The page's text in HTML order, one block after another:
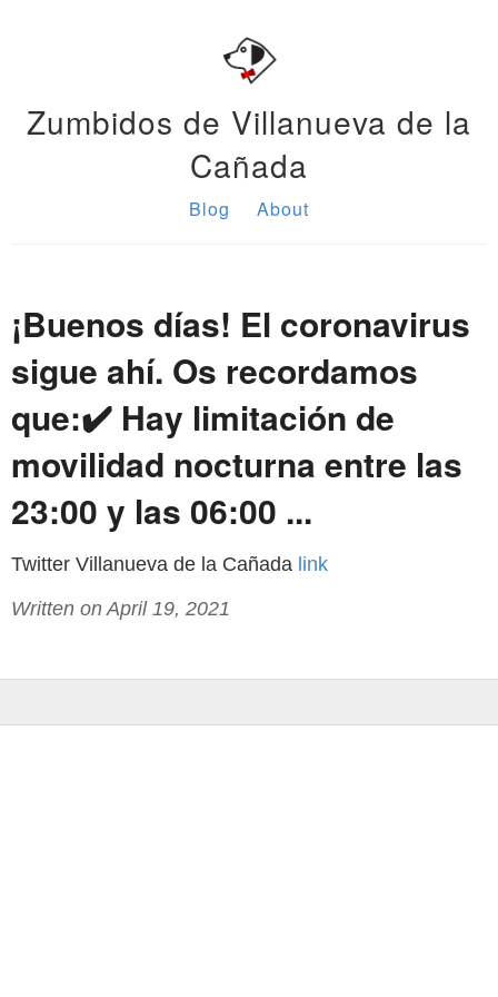
Zumbidos de Villanueva de la
Cañada
Blog About
¡Buenos días! El coronavirus
sigue ahí. Os recordamos
que:✔️ Hay limitación de
movilidad nocturna entre las
23:00 y las 06:00 ...
Twitter Villanueva de la Cañada link
Written on April 19, 2021